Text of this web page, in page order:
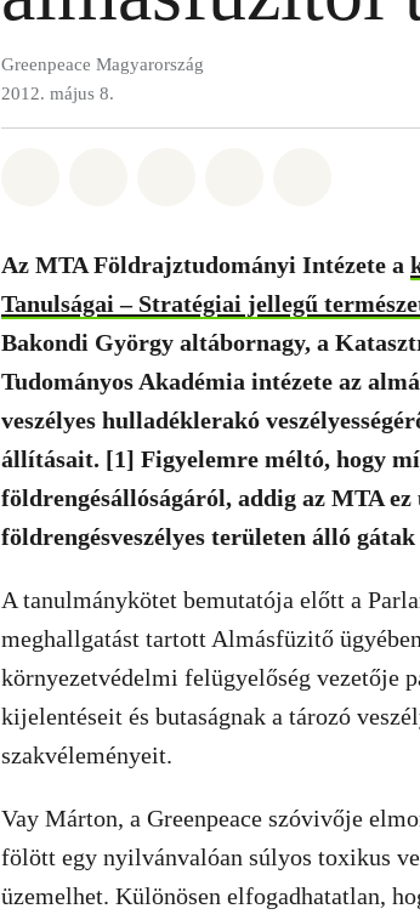
Greenpeace Magyarország
2012. május 8.
Az MTA Földrajztudományi Intézete a
Tanulságai – Stratégiai jellegű
Bakondi György altábornagy, a
Tudományos Akadémia intézete az
veszélyes hulladéklerakó
állításait. [1] Figyelemre méltó, hogy
földrengésállóságáról, addig az MTA
földrengésveszélyes területen álló
A tanulmánykötet bemutatója előtt a
meghallgatást tartott Almásfüzitő
környezetvédelmi felügyelőség vezetője
kijelentéseit és butaságnak a tározó
szakvéleményeit.
Vay Márton, a Greenpeace szóvivője
fölött egy nyilvánvalóan súlyos toxikus
üzemelhet. Különösen elfogadhatatlan,